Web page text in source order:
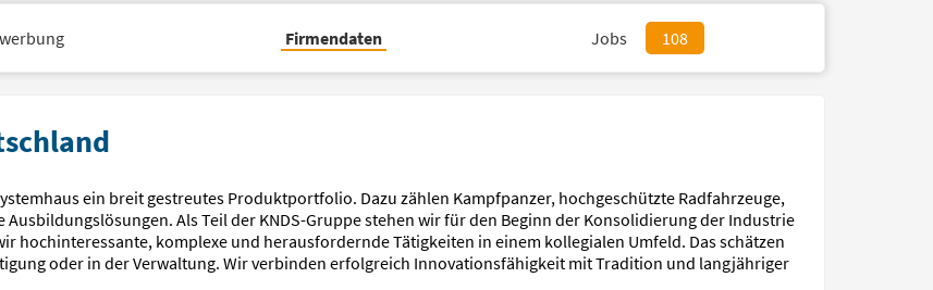
Firmendaten Jobs 108
ein breit gestreutes Produktportfolio. Dazu zählen Kampfpanzer, hochgeschützte Radfahrzeuge,
Als Teil der KNDS-Gruppe stehen wir für den Beginn der Konsolidierung der Industrie
hochinteressante, komplexe und herausfordernde Tätigkeiten in einem kollegialen Umfeld. Das schätzen
oder in der Verwaltung. Wir verbinden erfolgreich Innovationsfähigkeit mit Tradition und langjähriger